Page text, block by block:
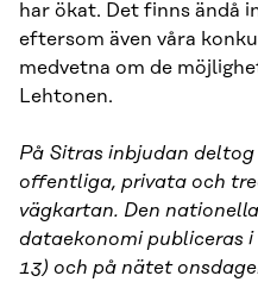
har ökat. Det finns ändå
eftersom även våra
medvetna om de
Lehtonen.
På Sitras inbjudan
offentliga, privata och
vägkartan. Den
dataekonomi publiceras
13) och på nätet